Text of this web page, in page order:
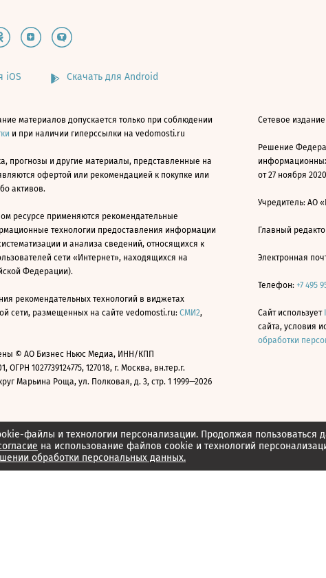
файлы и технологии персонализации. Продолжая пользоваться
на использование файлов cookie и технологий
обработки персональных данных.
iOS Скачать для Android
материалов допускается только при соблюдении
и при наличии гиперссылки на vedomosti.ru
прогнозы и другие материалы, представленные на
офертой или рекомендацией к покупке или
активов.
ресурсе применяются рекомендательные
технологии предоставления информации
и анализа сведений, относящихся к
сети «Интернет», находящихся на
Федерации).
рекомендательных технологий в виджетах
сети, размещенных на сайте vedomosti.ru: СМИ2,
© АО Бизнес Ньюс Медиа, ИНН/КПП
ОГРН 1027739124775, 127018, г. Москва, вн.тер.г.
Марьина Роща, ул. Полковая, д. 3, стр. 1 1999—2026
Сетевое
Решение
от 27 ноября
Учредитель: АО
Главный
Электронная
Телефон: +7 495
Сайт использует
сайта, условия
обработки